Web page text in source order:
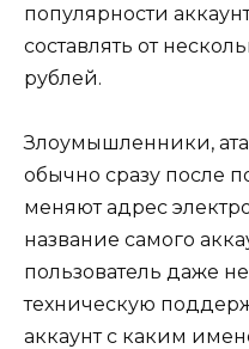
популярности
составлять от
рублей.
Злоумышленники,
обычно сразу после
меняют адрес
название самого
пользователь даже
техническую
аккаунт с каким